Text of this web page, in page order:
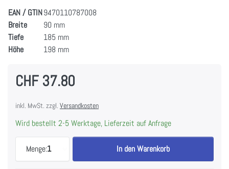
EAN / GTIN9470110787008
Breite
90 mm
Tiefe
185 mm
Höhe
198 mm
CHF 37.80
inkl. MwSt. zzgl. Versandkosten
Wird bestellt 2-5 Werktage, Lieferzeit auf Anfrage
Menge:1
CONTINI LED Schirmlampe mit
In den Warenkorb